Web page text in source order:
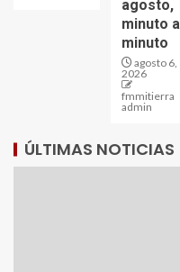
agosto,
minuto a
minuto
agosto 6,
2026
fmmitierra
admin
ÚLTIMAS NOTICIAS